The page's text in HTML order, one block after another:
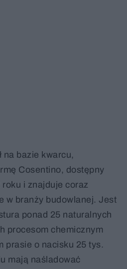
na bazie kwarcu,
Cosentino, dostępny
i znajduje coraz
w branży budowlanej. Jest
ponad 25 naturalnych
procesom chemicznym
prasie o nacisku 25 tys.
mają naśladować